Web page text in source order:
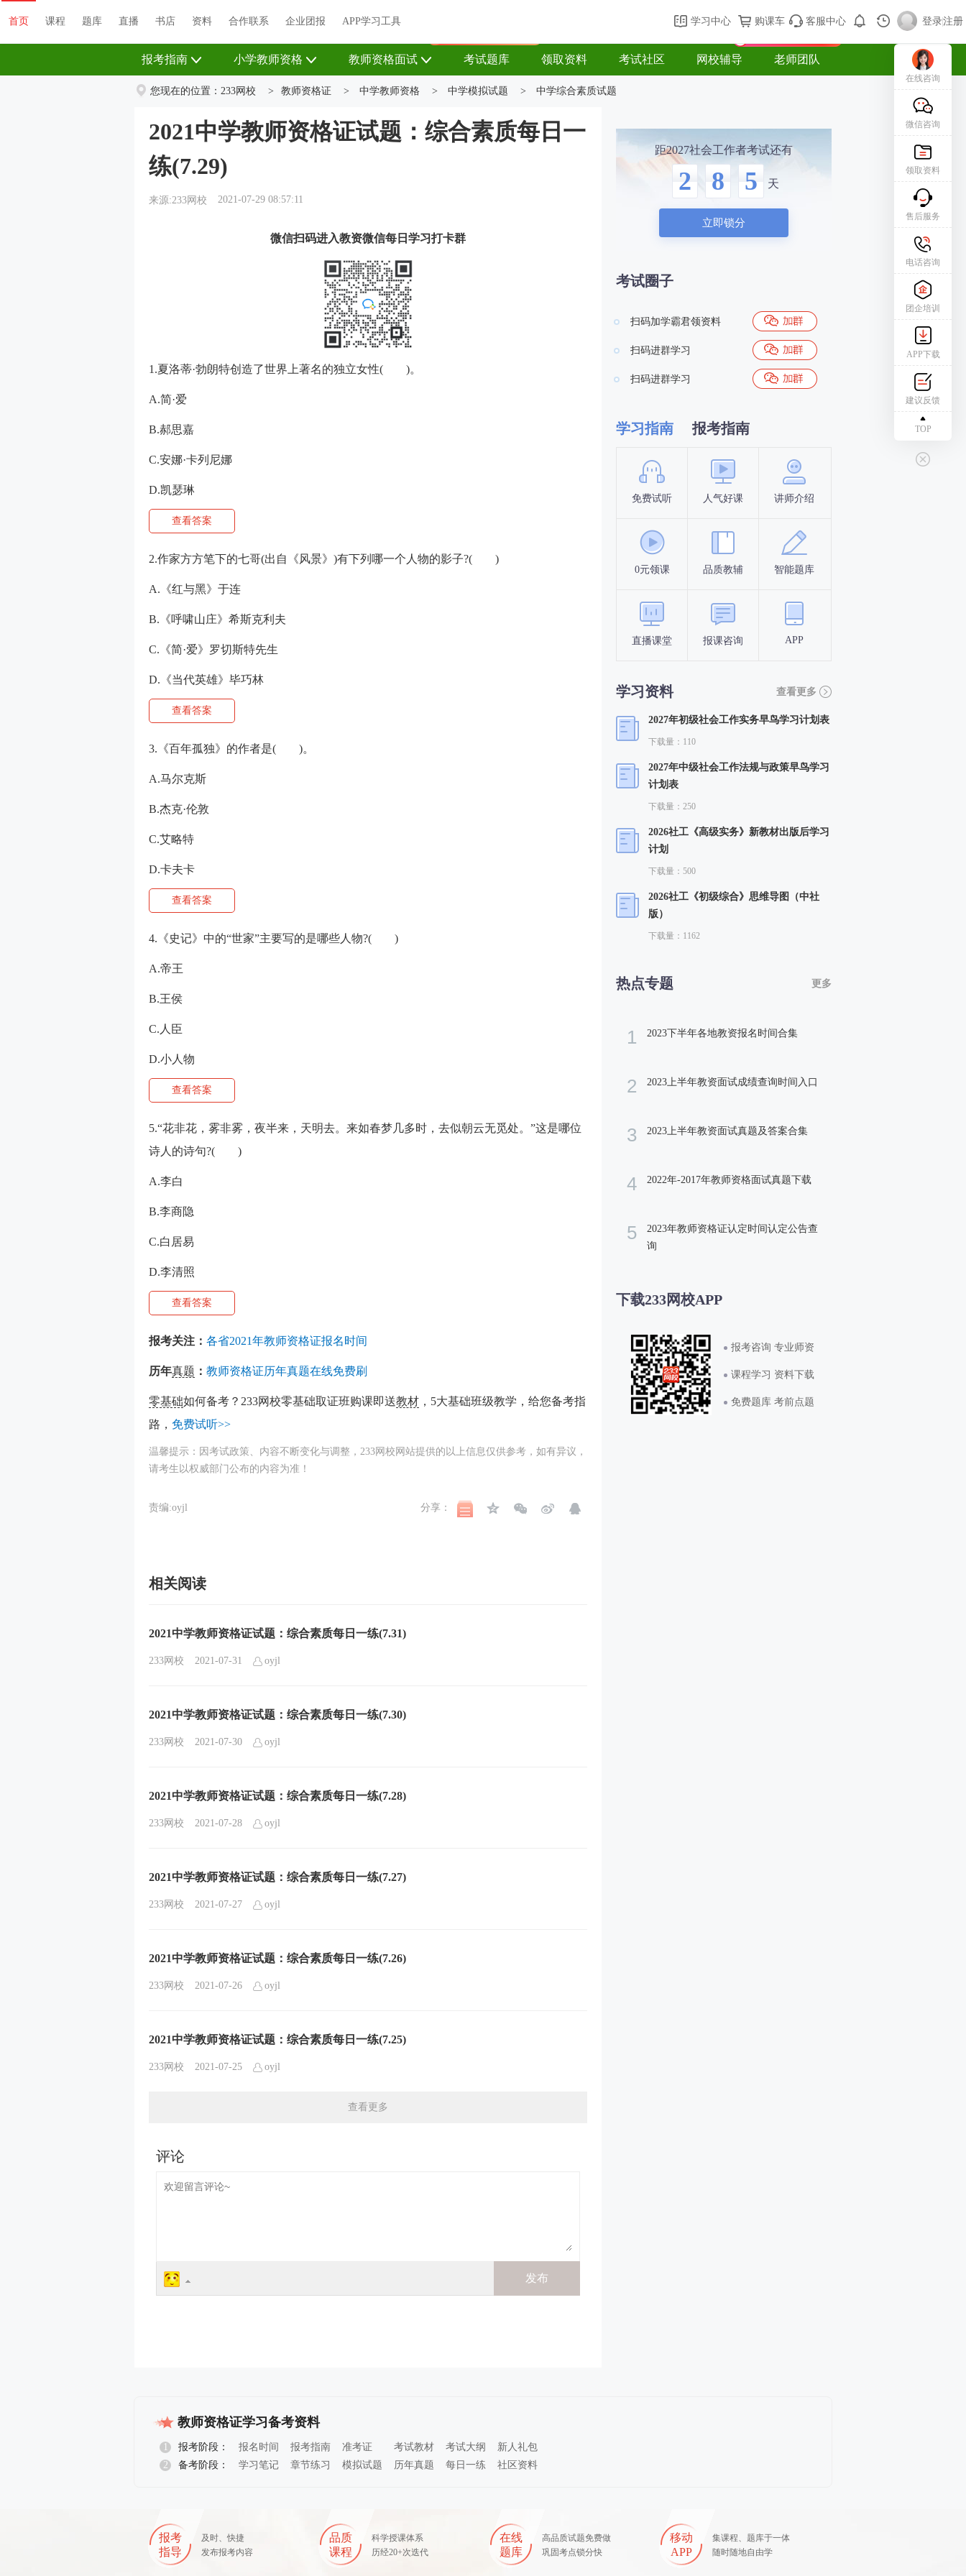
首页 课程 题库 直播 书店 资料 合作联系 企业团报 APP学习工具 学习中心 购课车 客服中心 登录|注册
首页 课程 题库 直播 书店 资料 关于我们 帮助中心 购课车 登录/注册
报考指南 小学教师资格 教师资格面试 考试题库 领取资料 考试社区 网校辅导 老师团队
您现在的位置： 233网校 > 教师资格证 > 中学教师资格 > 中学模拟试题 > 中学综合素质试题
2021中学教师资格证试题：综合素质每日一
练(7.29)
来源:233网校 2021-07-29 08:57:11
微信扫码进入教资微信每日学习打卡群
1.夏洛蒂·勃朗特创造了世界上著名的独立女性( )。
A.简·爱
B.郝思嘉
C.安娜·卡列尼娜
D.凯瑟琳
查看答案
2.作家方方笔下的七哥(出自《风景》)有下列哪一个人物的影子?( )
A.《红与黑》于连
B.《呼啸山庄》希斯克利夫
C.《简·爱》罗切斯特先生
D.《当代英雄》毕巧林
查看答案
3.《百年孤独》的作者是( )。
A.马尔克斯
B.杰克·伦敦
C.艾略特
D.卡夫卡
查看答案
4.《史记》中的“世家”主要写的是哪些人物?( )
A.帝王
B.王侯
C.人臣
D.小人物
查看答案
5.“花非花，雾非雾，夜半来，天明去。来如春梦几多时，去似朝云无觅处。”这是哪位
诗人的诗句?( )
A.李白
B.李商隐
C.白居易
D.李清照
查看答案
报考关注： 各省2021年教师资格证报名时间
历年真题 ： 教师资格证历年真题在线免费刷
零基础如何备考？233网校零基础取证班购课即送教材 ，5大基础班级教学，给您备考指
路， 免费试听>>
温馨提示：因考试政策、内容不断变化与调整，233网校网站提供的以上信息仅供参考，如有异议，
请考生以权威部门公布的内容为准！
责编:oyjl 分享：
相关阅读
2021中学教师资格证试题：综合素质每日一练(7.31)
233网校 2021-07-31 oyjl
2021中学教师资格证试题：综合素质每日一练(7.30)
233网校 2021-07-30 oyjl
2021中学教师资格证试题：综合素质每日一练(7.28)
233网校 2021-07-28 oyjl
2021中学教师资格证试题：综合素质每日一练(7.27)
233网校 2021-07-27 oyjl
2021中学教师资格证试题：综合素质每日一练(7.26)
233网校 2021-07-26 oyjl
2021中学教师资格证试题：综合素质每日一练(7.25)
233网校 2021-07-25 oyjl
查看更多
距2027社会工作者考试还有
2 8 5 天
立即锁分
考试圈子
扫码加学霸君领资料
扫码进群学习
扫码进群学习
学习指南 报考指南
免费试听 人气好课 讲师介绍
0元领课 品质教辅 智能题库
直播课堂 报课咨询 APP
学习资料 查看更多
2027年初级社会工作实务早鸟学习计划表
下载量：110
2027年中级社会工作法规与政策早鸟学习
计划表
下载量：250
2026社工《高级实务》新教材出版后学习
计划
下载量：500
2026社工《初级综合》思维导图（中社
版）
下载量：1162
热点专题 更多
1 2023下半年各地教资报名时间合集
2 2023上半年教资面试成绩查询时间入口
3 2023上半年教资面试真题及答案合集
4 2022年-2017年教师资格面试真题下载
5
2023年教师资格证认定时间认定公告查
询
下载233网校APP
报考咨询 专业师资
课程学习 资料下载
免费题库 考前点题
教师资格证学习备考资料
1 报考阶段： 报名时间 报考指南 准考证 考试教材 考试大纲
新人礼包
报名指导
2 备考阶段： 学习笔记 章节练习 模拟试题 历年真题 每日一练 社区资料
报考
指导
及时、快捷
发布报考内容
品质
课程
科学授课体系
历经20+次迭代
在线
题库
高品质试题免费做
巩固考点锁分快
移动
APP
集课程、题库于一体
随时随地自由学
在线咨询
微信咨询
领取资料
售后服务
电话咨询
团企培训
APP下载
建议反馈
TOP